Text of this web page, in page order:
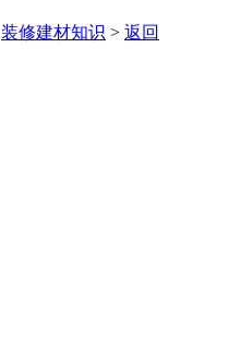
装修建材知识 > 返回